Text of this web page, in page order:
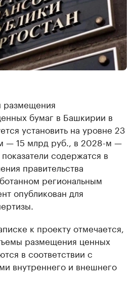
размещения
бумаг в Башкирии в
установить на уровне 23
— 15 млрд руб., в 2028-м —
содержатся в
правительства
региональным
опубликован для
к проекту отмечается,
размещения ценных
в соответствии с
внутреннего и внешнего